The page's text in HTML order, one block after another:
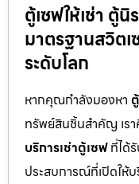
ตู้เซฟให้เช่า ตู้
มาตรฐานสวิต
ระดับโลก
หากคุณกำลังมองหา
ทรัพย์สินชิ้นสำคัญ เรา
บริการเช่าตู้เซฟที่ได้รั
ประสบการณ์ที่เปิดให้